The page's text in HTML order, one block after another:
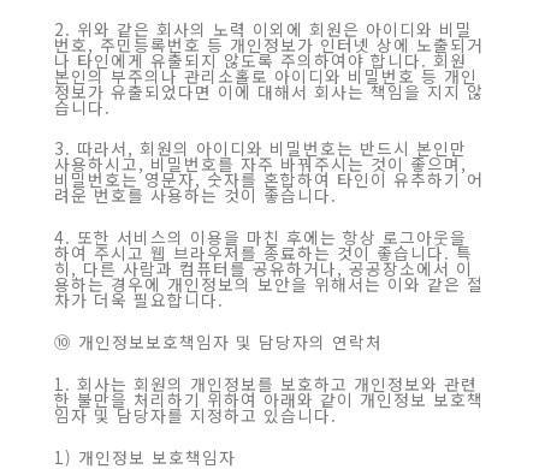
2. 위와 같은 회사의 노력 이외에 회원은 아이디와 비밀
번호, 주민등록번호 등 개인정보가 인터넷 상에 노출되거
나 타인에게 유출되지 않도록 주의하여야 합니다. 회원
본인의 부주의나 관리소홀로 아이디와 비밀번호 등 개인
정보가 유출되었다면 이에 대해서 회사는 책임을 지지 않
습니다.
3. 따라서, 회원의 아이디와 비밀번호는 반드시 본인만
사용하시고, 비밀번호를 자주 바꿔주시는 것이 좋으며,
비밀번호는 영문자, 숫자를 혼합하여 타인이 유추하기 어
려운 번호를 사용하는 것이 좋습니다.
4. 또한 서비스의 이용을 마친 후에는 항상 로그아웃을
하여 주시고 웹 브라우저를 종료하는 것이 좋습니다. 특
히, 다른 사람과 컴퓨터를 공유하거나, 공공장소에서 이
용하는 경우에 개인정보의 보안을 위해서는 이와 같은 절
차가 더욱 필요합니다.
⑩ 개인정보보호책임자 및 담당자의 연락처
1. 회사는 회원의 개인정보를 보호하고 개인정보와 관련
한 불만을 처리하기 위하여 아래와 같이 개인정보 보호책
임자 및 담당자를 지정하고 있습니다.
1) 개인정보 보호책임자